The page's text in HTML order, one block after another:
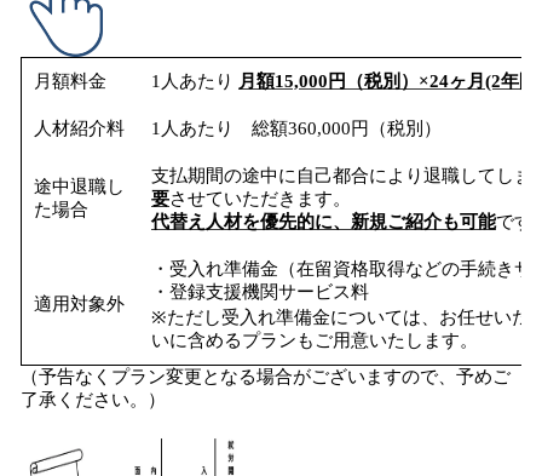
月額料金 1人あたり 月額15,000円（税別）×24ヶ月(2年間)
人材紹介料 1人あたり 総額360,000円（税別）
途中退職し
た場合
支払期間の途中に自己都合により退職してしま
要させていただきます。
代替え人材を優先的に、新規ご紹介も可能です
適用対象外
・受入れ準備金（在留資格取得などの手続きサ
・登録支援機関サービス料
※ただし受入れ準備金については、お任せいた
いに含めるプランもご用意いたします。
（予告なくプラン変更となる場合がございますので、予めご
了承ください。）